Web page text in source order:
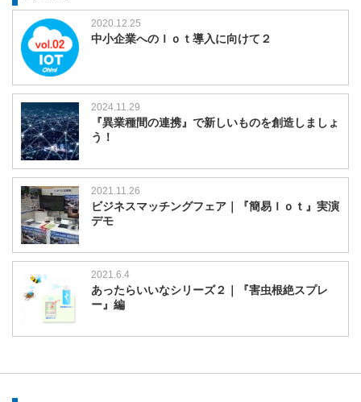
2020.12.25
中小企業へのＩｏｔ導入に向けて２
2024.11.29
『異業種間の連携』で新しいものを創造しましょ
う！
2021.11.26
ビジネスマッチングフェア｜『簡易Ｉｏｔ』実演
デモ
2021.6.4
あったらいいなシリーズ２｜『害虫根絶スプレ
ー』編